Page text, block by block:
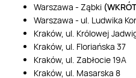
Warszawa - Ząbki
Warszawa - ul. Ludwika
Kraków, ul. Królowej
Kraków, ul. Floriańska 37
Kraków, ul. Zabłocie 19A
Kraków, ul. Masarska 8